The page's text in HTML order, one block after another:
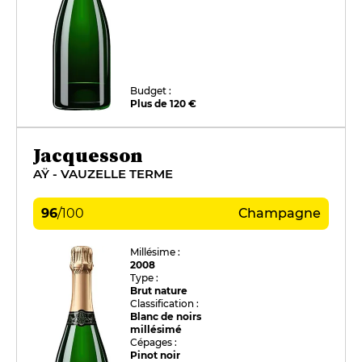
Budget :
Plus de 120 €
Jacquesson
AŸ - VAUZELLE TERME
96/100 Champagne
Millésime :
2008
Type :
Brut nature
Classification :
Blanc de noirs
millésimé
Cépages :
Pinot noir